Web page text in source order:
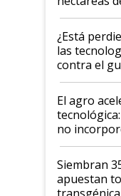
con una
variedades
salto
rendimiento
¿Está
las
contra el
desafío de
El agro
no
perder el
Siembran
apuestan